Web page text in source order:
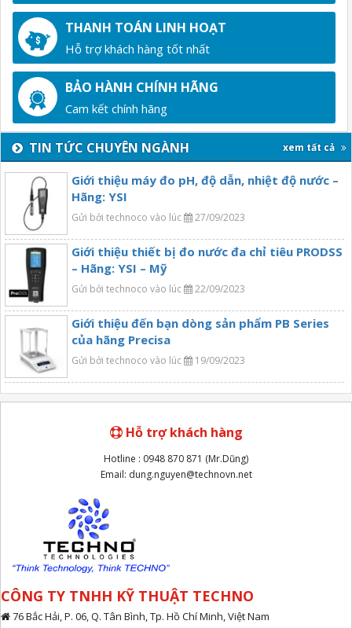
THANH TOÁN LINH HOẠT
Hỗ trợ khách hàng tốt nhất
BẢO HÀNH CHÍNH HÃNG
Cam kết chính hãng
TIN TỨC CHUYÊN NGÀNH xem tất cả
Giới thiệu máy đo pH, độ dẫn, nhiệt độ nước –
Hãng: YSI
Gửi bởi technoco vào lúc 27/09/2023
Giới thiệu thiết bị đo nước đa chỉ tiêu PRODSS
– Hãng: YSI – Mỹ
Gửi bởi technoco vào lúc 22/09/2023
Giới thiệu đến bạn dòng sản phẩm PB Series
của hãng Precisa
Gửi bởi technoco vào lúc 19/09/2023
Hỗ trợ khách hàng
Hotline : 0948 870 871 (Mr.Dũng)
Email: dung.nguyen@technovn.net
CÔNG TY TNHH KỸ THUẬT TECHNO
76 Bắc Hải, P. 06, Q. Tân Bình, Tp. Hồ Chí Minh, Việt Nam